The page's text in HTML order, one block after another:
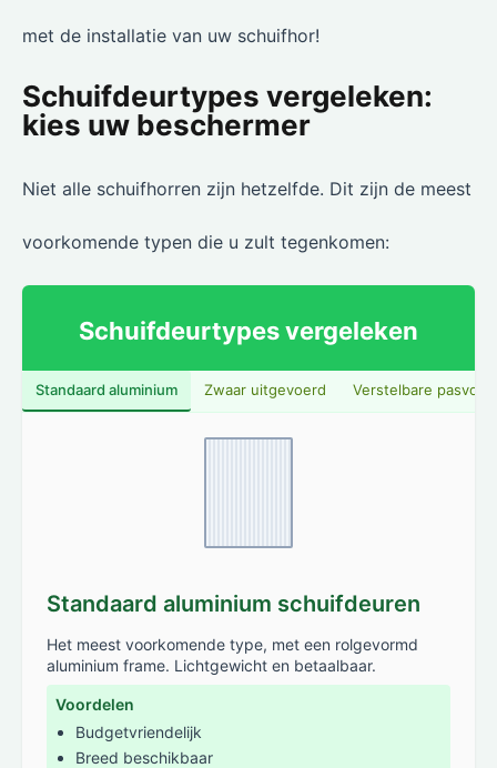
met de installatie van uw schuifhor!
Schuifdeurtypes vergeleken:
kies uw beschermer
Niet alle schuifhorren zijn hetzelfde. Dit zijn de meest
voorkomende typen die u zult tegenkomen:
Schuifdeurtypes vergeleken
Standaard aluminium Zwaar uitgevoerd Verstelbare pasvorm
Standaard aluminium schuifdeuren
Het meest voorkomende type, met een rolgevormd
aluminium frame. Lichtgewicht en betaalbaar.
Voordelen
Budgetvriendelijk
Breed beschikbaar